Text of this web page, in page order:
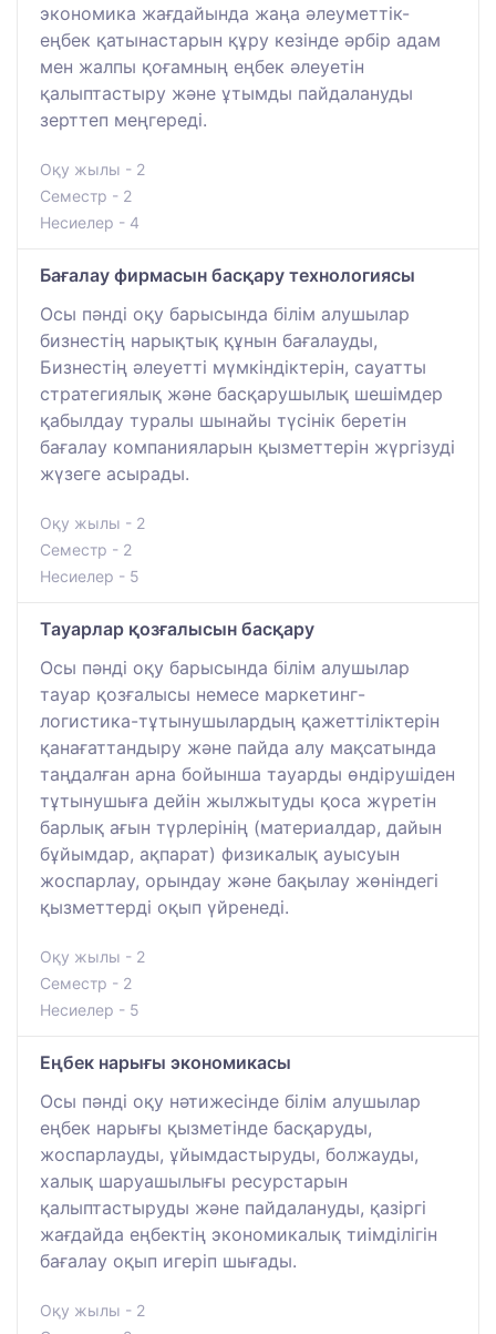
экономика жағдайында жаңа әлеуметтік-
еңбек қатынастарын құру кезінде әрбір адам
мен жалпы қоғамның еңбек әлеуетін
қалыптастыру және ұтымды пайдалануды
зерттеп меңгереді.
Оқу жылы - 2
Семестр - 2
Несиелер - 4
Бағалау фирмасын басқару технологиясы
Осы пәнді оқу барысында білім алушылар
бизнестің нарықтық құнын бағалауды,
Бизнестің әлеуетті мүмкіндіктерін, сауатты
стратегиялық және басқарушылық шешімдер
қабылдау туралы шынайы түсінік беретін
бағалау компанияларын қызметтерін жүргізуді
жүзеге асырады.
Оқу жылы - 2
Семестр - 2
Несиелер - 5
Тауарлар қозғалысын басқару
Осы пәнді оқу барысында білім алушылар
тауар қозғалысы немесе маркетинг-
логистика-тұтынушылардың қажеттіліктерін
қанағаттандыру және пайда алу мақсатында
таңдалған арна бойынша тауарды өндірушіден
тұтынушыға дейін жылжытуды қоса жүретін
барлық ағын түрлерінің (материалдар, дайын
бұйымдар, ақпарат) физикалық ауысуын
жоспарлау, орындау және бақылау жөніндегі
қызметтерді оқып үйренеді.
Оқу жылы - 2
Семестр - 2
Несиелер - 5
Еңбек нарығы экономикасы
Осы пәнді оқу нәтижесінде білім алушылар
еңбек нарығы қызметінде басқаруды,
жоспарлауды, ұйымдастыруды, болжауды,
халық шаруашылығы ресурстарын
қалыптастыруды және пайдалануды, қазіргі
жағдайда еңбектің экономикалық тиімділігін
бағалау оқып игеріп шығады.
Оқу жылы - 2